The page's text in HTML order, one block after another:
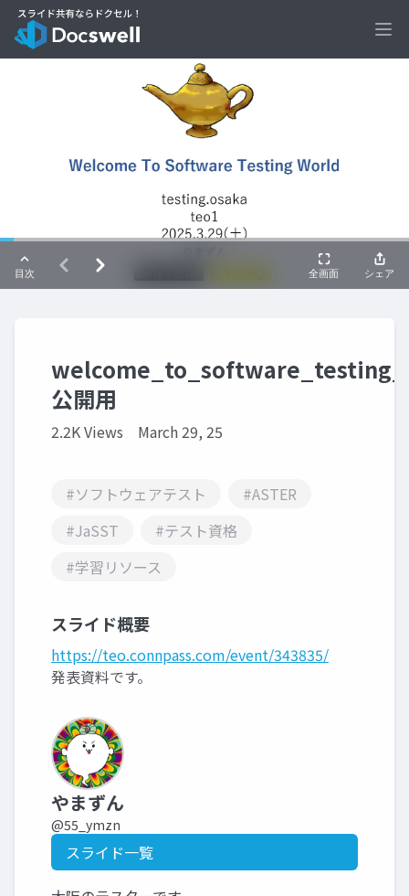
公開用
2.2K Views March 29, 25
#ソフトウェアテスト
#ASTER
#JaSST
#テスト資格
#学習リソース
スライド概要
https://teo.connpass.com/event/343835/
発表資料です。
やまずん
@55_ymzn
スライド一覧